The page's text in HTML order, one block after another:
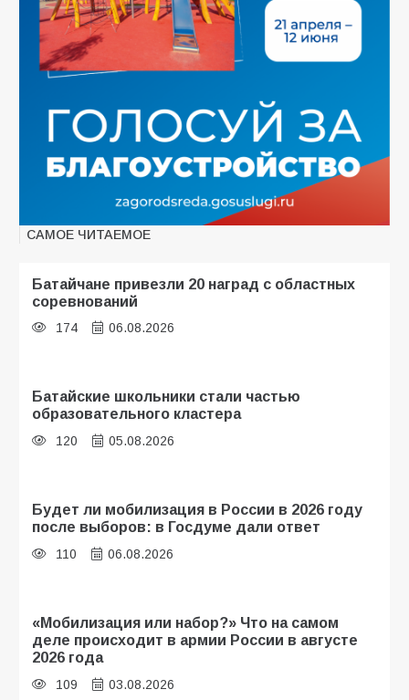
САМОЕ ЧИТАЕМОЕ
Батайчане привезли 20 наград с областных
соревнований
174 06.08.2026
Батайские школьники стали частью
образовательного кластера
120 05.08.2026
Будет ли мобилизация в России в 2026 году
после выборов: в Госдуме дали ответ
110 06.08.2026
«Мобилизация или набор?» Что на самом
деле происходит в армии России в августе
2026 года
109 03.08.2026